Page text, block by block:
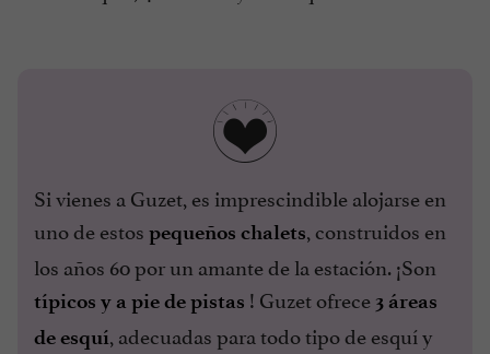
Si vienes a Guzet, es imprescindible alojarse en
uno de estos pequeños chalets, construidos en
los años 60 por un amante de la estación. ¡Son
típicos y a pie de pistas ! Guzet ofrece 3 áreas
de esquí, adecuadas para todo tipo de esquí y